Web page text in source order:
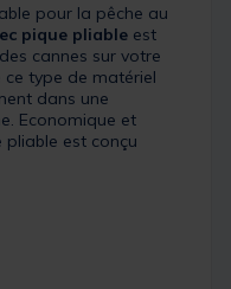
pour la pêche au
pique pliable est
cannes sur votre
type de matériel
dans une
Economique et
est conçu